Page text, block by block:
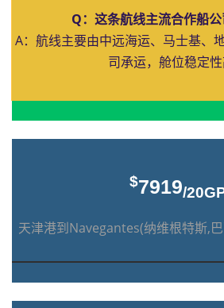
Q：这条航线主流合作船公
A：航线主要由中远海运、马士基、
司承运，舱位稳定性
$7919/
天津港到Navegantes(纳维根特斯,